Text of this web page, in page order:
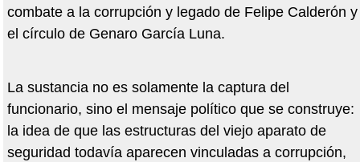
combate a la corrupción y legado de Felipe Calderón y
el círculo de Genaro García Luna.
La sustancia no es solamente la captura del
funcionario, sino el mensaje político que se construye:
la idea de que las estructuras del viejo aparato de
seguridad todavía aparecen vinculadas a corrupción,